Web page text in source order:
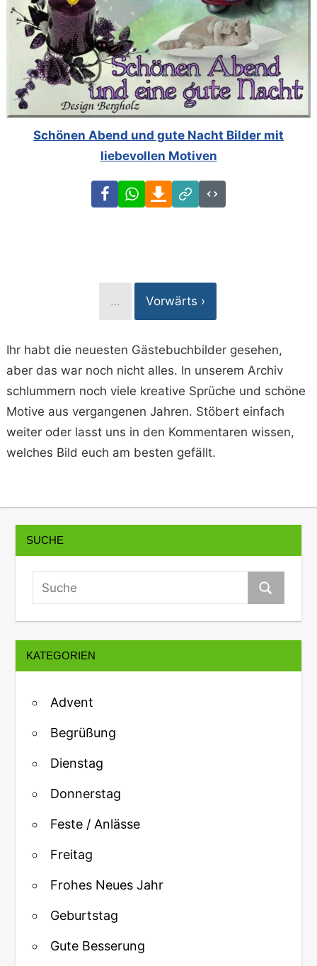
Schönen Abend und gute Nacht Bilder mit
liebevollen Motiven
FacebookWhatsAppDownload
Link
Code
… Vorwärts ›
Ihr habt die neuesten Gästebuchbilder gesehen,
aber das war noch nicht alles. In unserem Archiv
schlummern noch viele kreative Sprüche und schöne
Motive aus vergangenen Jahren. Stöbert einfach
weiter oder lasst uns in den Kommentaren wissen,
welches Bild euch am besten gefällt.
SUCHE
KATEGORIEN
Advent
Begrüßung
Dienstag
Donnerstag
Feste / Anlässe
Freitag
Frohes Neues Jahr
Geburtstag
Gute Besserung